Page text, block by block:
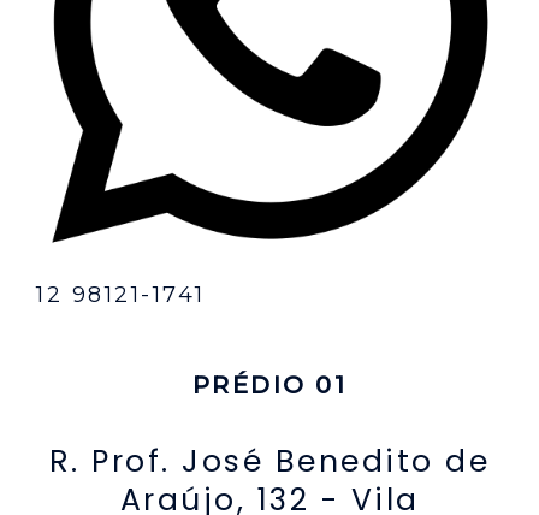
12 98121-1741
PRÉDIO 01
R. Prof. José Benedito de
Araújo, 132 - Vila